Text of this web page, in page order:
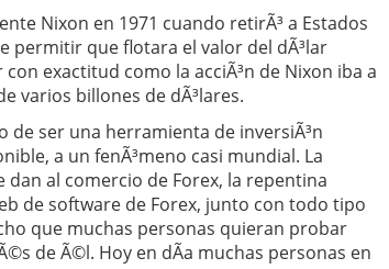
Nixon en 1971 cuando retirÃ³ a Estados
permitir que flotara el valor del dÃ³lar
exactitud como la acciÃ³n de Nixon iba a
varios billones de dÃ³lares.
de ser una herramienta de inversiÃ³n
a un fenÃ³meno casi mundial. La
al comercio de Forex, la repentina
de software de Forex, junto con todo tipo
que muchas personas quieran probar
de Ã©l. Hoy en dÃ­a muchas personas en